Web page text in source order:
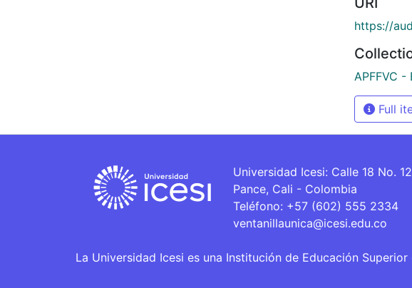
https://
APFFVC
Full
Universidad Icesi: Calle 18 No.
Pance, Cali - Colombia
Teléfono: +57 (602) 555 2334
ventanillaunica@icesi.edu.co
La Universidad Icesi es una Institución de Educación